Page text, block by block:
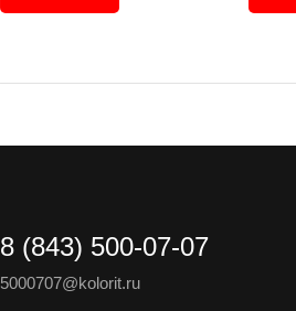
8 (843) 500-07-07
5000707@kolorit.ru